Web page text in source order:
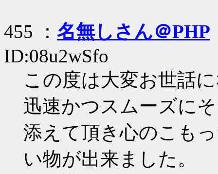
455 ： 名無しさん＠PHP
ID:08u2wSfo
この度は大変お世話
迅速かつスムーズに
添えて頂き心のこも
い物が出来ました。